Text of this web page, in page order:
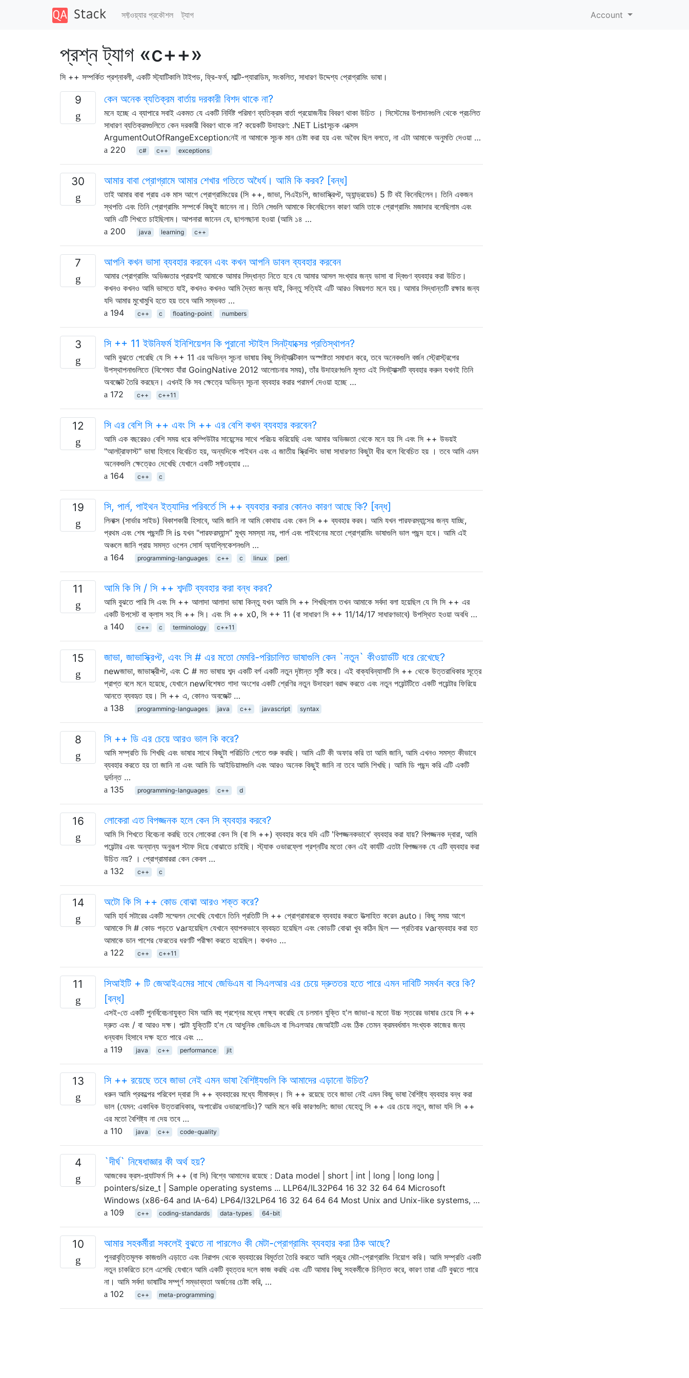
সফ্টওয়্যার প্রকৌশল ট্যাগ Account
প্রশ্ন ট্যাগ «c++»
সি ++ সম্পর্কিত প্রশ্নাবলী, একটি স্ট্যাটিকালি টাইপড, ফ্রি-ফর্ম, মাল্টি-প্যারাডিম, সংকলিত, সাধারণ উদ্দেশ্য প্রোগ্রামিং ভাষা।
9 কেন অনেক ব্যতিক্রম বার্তায় দরকারী বিশদ থাকে না?
মনে হচ্ছে এ ব্যাপারে সবাই একমত যে একটি নির্দিষ্ট পরিমাণ ব্যতিক্রম বার্তা প্রয়োজনীয় বিবরণ থাকা উচিত । সিস্টেমের উপাদানগুলি থেকে প্রচলিত
সাধারণ ব্যতিক্রমগুলিতে কেন দরকারী বিবরণ থাকে না? কয়েকটি উদাহরণ: .NET Listসূচক এক্সেস
ArgumentOutOfRangeExceptionনেই না আমাকে সূচক মান চেষ্টা করা হয় এবং অবৈধ ছিল বলতে, না এটা আমাকে অনুমতি দেওয়া …
220
c# c++ exceptions
30 আমার বাবা প্রোগ্রামে আমার শেখার গতিতে অধৈর্য। আমি কি করব? [বন্ধ]
তাই আমার বাবা প্রায় এক মাস আগে প্রোগ্রামিংয়ের (সি ++, জাভা, পিএইচপি, জাভাস্ক্রিপ্ট, অ্যান্ড্রয়েড) 5 টি বই কিনেছিলেন। তিনি একজন
স্থপতি এবং তিনি প্রোগ্রামিং সম্পর্কে কিছুই জানেন না। তিনি সেগুলি আমাকে কিনেছিলেন কারণ আমি তাকে প্রোগ্রামিং মজাদার বলেছিলাম এবং
আমি এটি শিখতে চাইছিলাম। আপনারা জানেন যে, ছাগলছানা হওয়া (আমি ১৪ …
200
java learning c++
7 আপনি কখন ভাসা ব্যবহার করবেন এবং কখন আপনি ডাবল ব্যবহার করবেন
আমার প্রোগ্রামিং অভিজ্ঞতার প্রায়শই আমাকে আমার সিদ্ধান্ত নিতে হবে যে আমার আসল সংখ্যার জন্য ভাসা বা দ্বিগুণ ব্যবহার করা উচিত।
কখনও কখনও আমি ভাসতে যাই, কখনও কখনও আমি দ্বৈত জন্য যাই, কিন্তু সত্যিই এটি আরও বিষয়গত মনে হয়। আমার সিদ্ধান্তটি রক্ষার জন্য
যদি আমার মুখোমুখি হতে হয় তবে আমি সম্ভবত …
194
c++ c floating-point numbers
3 সি ++ 11 ইউনিফর্ম ইনিশিয়েশন কি পুরানো স্টাইল সিনট্যাক্সের প্রতিস্থাপন?
আমি বুঝতে পেরেছি যে সি ++ 11 এর অভিন্ন সূচনা ভাষায় কিছু সিনট্যাক্টিকাল অস্পষ্টতা সমাধান করে, তবে অনেকগুলি বর্জন স্ট্রোস্ট্রপের
উপস্থাপনাগুলিতে (বিশেষত যাঁরা GoingNative 2012 আলোচনার সময়), তাঁর উদাহরণগুলি মূলত এই সিনট্যাক্সটি ব্যবহার করুন যখনই তিনি
অবজেক্ট তৈরি করছেন। এখনই কি সব ক্ষেত্রে অভিন্ন সূচনা ব্যবহার করার পরামর্শ দেওয়া হচ্ছে …
172
c++ c++11
12 সি এর বেশি সি ++ এবং সি ++ এর বেশি কখন ব্যবহার করবেন?
আমি এক বছরেরও বেশি সময় ধরে কম্পিউটার সায়েন্সের সাথে পরিচয় করিয়েছি এবং আমার অভিজ্ঞতা থেকে মনে হয় সি এবং সি ++ উভয়ই
"আলট্রাফাস্ট" ভাষা হিসাবে বিবেচিত হয়, অন্যদিকে পাইথন এবং এ জাতীয় স্ক্রিপ্টিং ভাষা সাধারণত কিছুটা ধীর বলে বিবেচিত হয় । তবে আমি এমন
অনেকগুলি ক্ষেত্রেও দেখেছি যেখানে একটি সফ্টওয়্যার …
164
c++ c
19 সি, পার্ল, পাইথন ইত্যাদির পরিবর্তে সি ++ ব্যবহার করার কোনও কারণ আছে কি? [বন্ধ]
লিনাক্স (সার্ভার সাইড) বিকাশকারী হিসাবে, আমি জানি না আমি কোথায় এবং কেন সি ++ ব্যবহার করব। আমি যখন পারফরম্যান্সের জন্য যাচ্ছি,
প্রথম এবং শেষ পছন্দটি সি is যখন "পারফরম্যান্স" মুখ্য সমস্যা নয়, পার্ল এবং পাইথনের মতো প্রোগ্রামিং ভাষাগুলি ভাল পছন্দ হবে। আমি এই
অঞ্চলে জানি প্রায় সমস্ত ওপেন সোর্স অ্যাপ্লিকেশনগুলি …
164
programming-languages c++ c linux perl
11 আমি কি সি / সি ++ শব্দটি ব্যবহার করা বন্ধ করব?
আমি বুঝতে পারি সি এবং সি ++ আলাদা আলাদা ভাষা কিন্তু যখন আমি সি ++ শিখছিলাম তখন আমাকে সর্বদা বলা হয়েছিল যে সি সি ++ এর
একটি উপসেট বা ক্লাস সহ সি ++ সি। এবং সি ++ x0, সি ++ 11 (বা সাধারণ সি ++ 11/14/17 সাধারণভাবে) উপস্থিত হওয়া অবধি …
140
c++ c terminology c++11
15 জাভা, জাভাস্ক্রিপ্ট, এবং সি # এর মতো মেমরি-পরিচালিত ভাষাগুলি কেন `নতুন` কীওয়ার্ডটি ধরে রেখেছে?
newজাভা, জাভাস্ক্রীপ্ট, এবং C # মত ভাষায় শব্দ একটি বর্গ একটি নতুন দৃষ্টান্ত সৃষ্টি করে। এই বাক্যবিন্যাসটি সি ++ থেকে উত্তরাধিকার সূত্রে
প্রাপ্ত বলে মনে হয়েছে, যেখানে newবিশেষত গাদা অংশের একটি শ্রেণির নতুন উদাহরণ বরাদ্দ করতে এবং নতুন পয়েন্টটিতে একটি পয়েন্টার ফিরিয়ে
আনতে ব্যবহৃত হয়। সি ++ এ, কোনও অবজেক্ট …
138
programming-languages java c++ javascript syntax
8 সি ++ ডি এর চেয়ে আরও ভাল কি করে?
আমি সম্প্রতি ডি শিখছি এবং ভাষার সাথে কিছুটা পরিচিতি পেতে শুরু করছি। আমি এটি কী অফার করি তা আমি জানি, আমি এখনও সমস্ত কীভাবে
ব্যবহার করতে হয় তা জানি না এবং আমি ডি আইডিয়ামগুলি এবং আরও অনেক কিছুই জানি না তবে আমি শিখছি। আমি ডি পছন্দ করি এটি একটি
দুর্দান্ত …
135
programming-languages c++ d
16 লোকেরা এত বিপজ্জনক হলে কেন সি ব্যবহার করবে?
আমি সি শিখতে বিবেচনা করছি তবে লোকেরা কেন সি (বা সি ++) ব্যবহার করে যদি এটি 'বিপজ্জনকভাবে' ব্যবহার করা যায়? বিপজ্জনক দ্বারা, আমি
পয়েন্টার এবং অন্যান্য অনুরূপ স্টাফ দিয়ে বোঝাতে চাইছি। স্ট্যাক ওভারফ্লো প্রশ্নটির মতো কেন এই কার্যটি এতটা বিপজ্জনক যে এটি ব্যবহার করা
উচিত নয়? । প্রোগ্রামাররা কেন কেবল …
132
c++ c
14 অটো কি সি ++ কোড বোঝা আরও শক্ত করে?
আমি হার্ব সটারের একটি সম্মেলন দেখেছি যেখানে তিনি প্রতিটি সি ++ প্রোগ্রামারকে ব্যবহার করতে উত্সাহিত করেন auto। কিছু সময় আগে
আমাকে সি # কোড পড়তে varহয়েছিল যেখানে ব্যাপকভাবে ব্যবহৃত হয়েছিল এবং কোডটি বোঝা খুব কঠিন ছিল — প্রতিবার varব্যবহার করা হত
আমাকে ডান পাশের ফেরতের ধরণটি পরীক্ষা করতে হয়েছিল। কখনও …
122
c++ c++11
11
সিআইটি + টি জেআইএমের সাথে জেভিএম বা সিএলআর এর চেয়ে দ্রুততর হতে পারে এমন দাবিটি সমর্থন করে কি?
[বন্ধ]
এসই-তে একটি পুনর্বিবেচনাযুক্ত থিম আমি বহু প্রশ্নের মধ্যে লক্ষ্য করেছি যে চলমান যুক্তি হ'ল জাভা-র মতো উচ্চ স্তরের ভাষার চেয়ে সি ++
দ্রুত এবং / বা আরও দক্ষ। পাল্টা যুক্তিটি হ'ল যে আধুনিক জেভিএম বা সিএলআর জেআইটি এবং ঠিক তেমন ক্রমবর্ধমান সংখ্যক কাজের জন্য
ধন্যবাদ হিসাবে দক্ষ হতে পারে এবং …
119
java c++ performance jit
13 সি ++ রয়েছে তবে জাভা নেই এমন ভাষা বৈশিষ্ট্যগুলি কি আমাদের এড়ানো উচিত?
ধরুন আমি প্রকল্পের পরিবেশ দ্বারা সি ++ ব্যবহারের মধ্যে সীমাবদ্ধ। সি ++ রয়েছে তবে জাভা নেই এমন কিছু ভাষা বৈশিষ্ট্য ব্যবহার বন্ধ করা
ভাল (যেমন: একাধিক উত্তরাধিকার, অপারেটর ওভারলোডিং)? আমি মনে করি কারণগুলি: জাভা যেহেতু সি ++ এর চেয়ে নতুন, জাভা যদি সি ++
এর মতো বৈশিষ্ট্য না দেয় তবে …
110
java c++ code-quality
4 `দীর্ঘ` নিষেধাজ্ঞার কী অর্থ হয়?
আজকের ক্রস-প্ল্যাটফর্ম সি ++ (বা সি) বিশ্বে আমাদের রয়েছে : Data model | short | int | long | long long |
pointers/size_t | Sample operating systems ... LLP64/IL32P64 16 32 32 64 64 Microsoft
Windows (x86-64 and IA-64) LP64/I32LP64 16 32 64 64 64 Most Unix and Unix-like systems, …
109
c++ coding-standards data-types 64-bit
10 আমার সহকর্মীরা সকলেই বুঝতে না পারলেও কী মেটা-প্রোগ্রামিং ব্যবহার করা ঠিক আছে?
পুনরাবৃত্তিমূলক কাজগুলি এড়াতে এবং নিরাপদ থেকে ব্যবহারের বিমূর্ততা তৈরি করতে আমি প্রচুর মেটা-প্রোগ্রামিং নিয়োগ করি। আমি সম্প্রতি একটি
নতুন চাকরিতে চলে এসেছি যেখানে আমি একটি বৃহত্তর দলে কাজ করছি এবং এটি আমার কিছু সহকর্মীকে চিন্তিত করে, কারণ তারা এটি বুঝতে পারে
না। আমি সর্বদা ভাষাটির সম্পূর্ণ সম্ভাব্যতা অর্জনের চেষ্টা করি, …
102
c++ meta-programming